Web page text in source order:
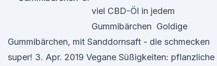
viel CBD-Öl in jedem
Gummibärchen Goldige
Gummibärchen, mit Sanddornsaft - die schmecken
super! 3. Apr. 2019 Vegane Süßigkeiten: pflanzliche